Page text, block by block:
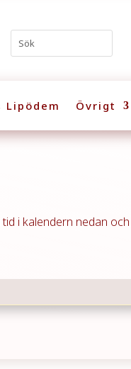
Lipödem Övrigt
i kalendern nedan